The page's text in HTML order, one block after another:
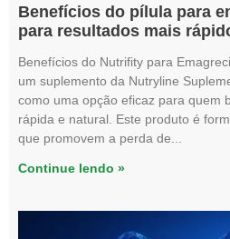
Benefícios do pílula para
para resultados mais
Benefícios do Nutrifity para
um suplemento da Nutryline
como uma opção eficaz para quem
rápida e natural. Este produto é
que promovem a perda de
Continue lendo »